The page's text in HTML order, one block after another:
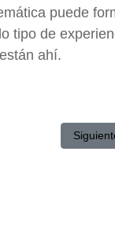
puede
tipo de
ahí.
Artículo